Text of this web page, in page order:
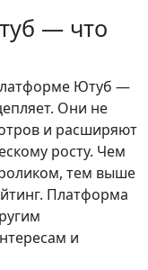
— что
Ютуб —
Они не
и расширяют
росту. Чем
тем выше
Платформа
и